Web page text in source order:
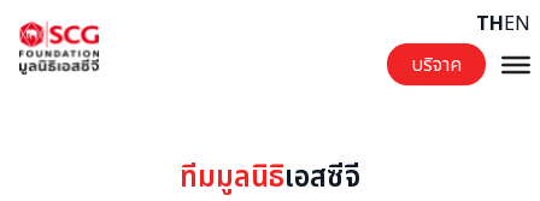
บริจาค
THEN
ทีมมูลนิธิเอสซีจี